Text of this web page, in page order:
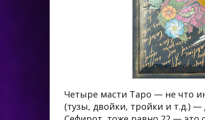
Четыре масти Таро — не что
(тузы, двойки, тройки и т.д.)